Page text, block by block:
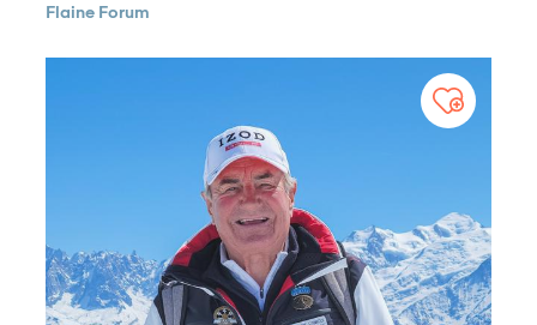
Flaine Forum